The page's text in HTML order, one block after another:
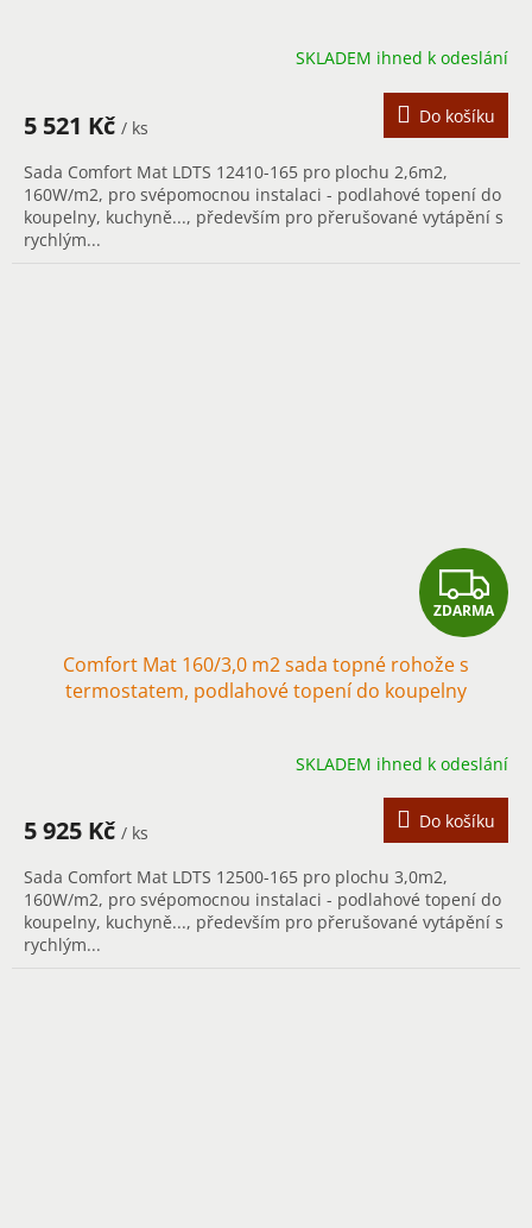
M
A
SKLADEM ihned k odeslání
5 521 Kč / ks
Do košíku
Sada Comfort Mat LDTS 12410-165 pro plochu 2,6m2,
160W/m2, pro svépomocnou instalaci - podlahové topení do
koupelny, kuchyně..., především pro přerušované vytápění s
rychlým...
Z
D
M
A
ZDARMA
Comfort Mat 160/3,0 m2 sada topné rohože s
termostatem, podlahové topení do koupelny
SKLADEM ihned k odeslání
5 925 Kč / ks
Do košíku
Sada Comfort Mat LDTS 12500-165 pro plochu 3,0m2,
160W/m2, pro svépomocnou instalaci - podlahové topení do
koupelny, kuchyně..., především pro přerušované vytápění s
rychlým...